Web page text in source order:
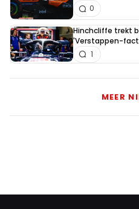
0
Hinchcliffe trekt
'Verstappen-
1
MEER